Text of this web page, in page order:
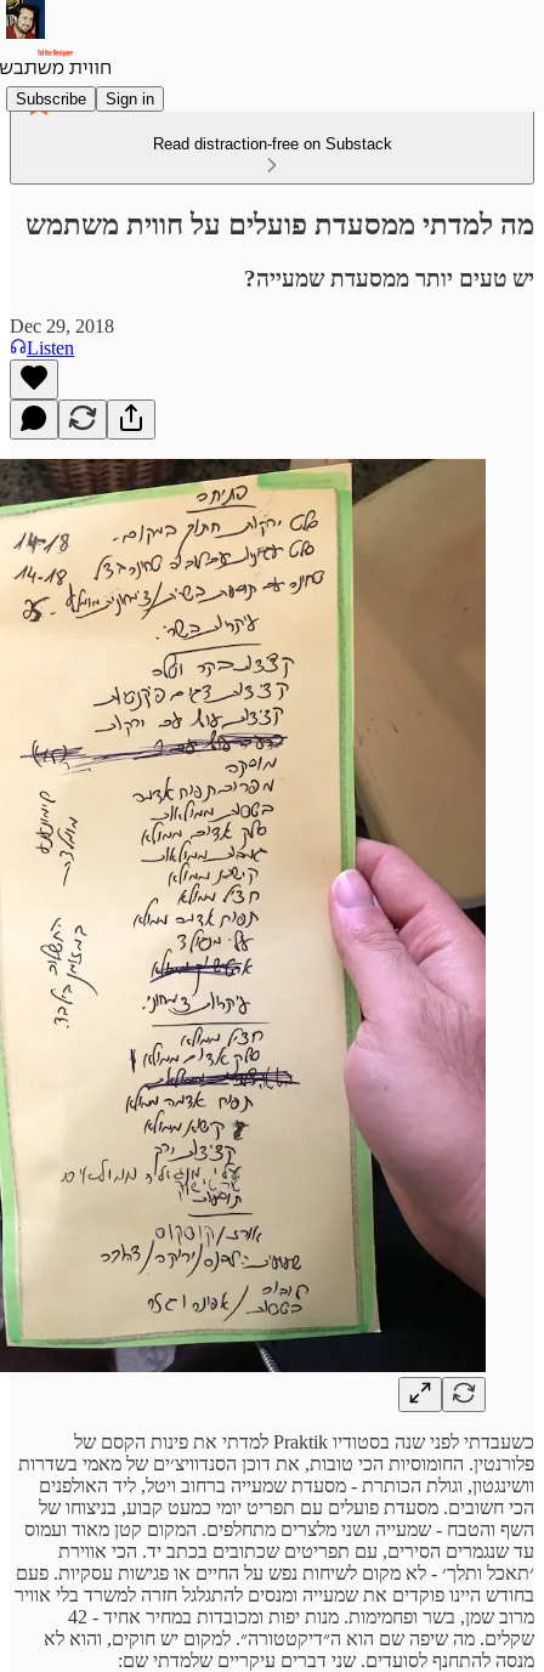
Subscribe Sign in
Read distraction-free on Substack
מה למדתי ממסעדת פועלים על חווית משתמש
יש טעים יותר ממסעדת שמעייה?
Dec 29, 2018
Listen
כשעבדתי לפני שנה בסטודיו Praktik למדתי את פינות הקסם של
פלורנטין. החומוסיות הכי טובות, את דוכן הסנדוויצ׳ים של מאמי בשדרות
וושינגטון, וגולת הכותרת - מסעדת שמעייה ברחוב ויטל, ליד האולפנים
הכי חשובים. מסעדת פועלים עם תפריט יומי כמעט קבוע, בניצוחו של
השף והטבח - שמעייה ושני מלצרים מתחלפים. המקום קטן מאוד ועמוס
עד שנגמרים הסירים, עם תפריטים שכתובים בכתב יד. הכי אווירת
׳תאכל ותלך׳ - לא מקום לשיחות נפש על החיים או פגישות עסקיות. פעם
בחודש היינו פוקדים את שמעייה ומנסים להתגלגל חזרה למשרד בלי אוויר
מרוב שמן, בשר ופחמימות. מנות יפות ומכובדות במחיר אחיד - 42
שקלים. מה שיפה שם הוא ה״דיקטטורה״. למקום יש חוקים, והוא לא
מנסה להתחנף לסועדים. שני דברים עיקריים שלמדתי שם: